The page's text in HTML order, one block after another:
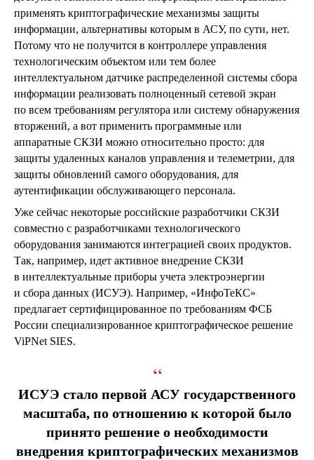
применять криптографические механизмы защиты
информации, альтернативы которым в АСУ, по сути, нет.
Потому что не получится в контроллере управления
технологическим объектом или тем более
интеллектуальном датчике распределенной системы сбора
информации реализовать полноценный сетевой экран
по всем требованиям регулятора или систему обнаружения
вторжений, а вот применить программные или
аппаратные СКЗИ можно относительно просто: для
защиты удаленных каналов управления и телеметрии, для
защиты обновлений самого оборудования, для
аутентификации обслуживающего персонала.
Уже сейчас некоторые российские разработчики СКЗИ
совместно с разработчиками технологического
оборудования занимаются интеграцией своих продуктов.
Так, например, идет активное внедрение СКЗИ
в интеллектуальные приборы учета электроэнергии
и сбора данных (ИСУЭ). Например, «ИнфоТеКС»
предлагает сертифицированное по требованиям ФСБ
России специализированное криптографическое решение
ViPNet SIES.
“
ИСУЭ стало первой АСУ государственного
масштаба, по отношению к которой было
принято решение о необходимости
внедрения криптографических механизмов